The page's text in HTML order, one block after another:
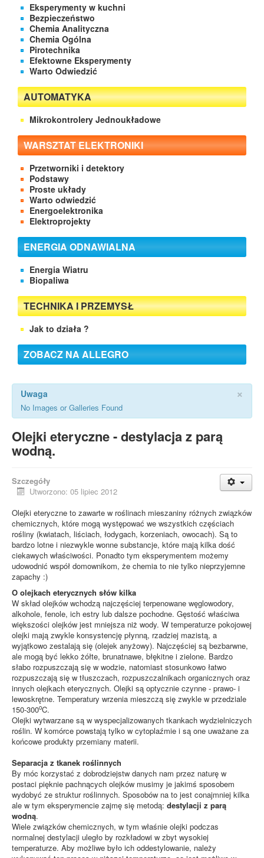
Eksperymenty w kuchni
Bezpieczeństwo
Chemia Analityczna
Chemia Ogólna
Pirotechnika
Efektowne Eksperymenty
Warto Odwiedzić
AUTOMATYKA
Mikrokontrolery Jednoukładowe
WARSZTAT ELEKTRONIKI
Przetworniki i detektory
Podstawy
Proste układy
Warto odwiedzić
Energoelektronika
Elektroprojekty
ENERGIA ODNAWIALNA
Energia Wiatru
Biopaliwa
TECHNIKA I PRZEMYSŁ
Jak to działa ?
ZOBACZ NA ALLEGRO
×
Uwaga
No Images or Galleries Found
Olejki eteryczne - destylacja z parą
wodną.
Szczegóły
Utworzono: 05 lipiec 2012
Olejki eteryczne to zawarte w roślinach mieszaniny różnych związków
chemicznych, które mogą występować we wszystkich częściach
rośliny (kwiatach, liściach, łodygach, korzeniach, owocach). Są to
bardzo lotne i niezwykle wonne substancje, które mają kilka dość
ciekawych właściwości. Ponadto tym eksperymentem możemy
udowodnić współ domownikom, że chemia to nie tylko nieprzyjemne
zapachy :)
O olejkach eterycznych słów kilka
W skład olejków wchodzą najczęściej terpenowane węglowodory,
alkohole, fenole, ich estry lub dalsze pochodne. Gęstość właściwa
większości olejków jest mniejsza niż wody. W temperaturze pokojowej
olejki mają zwykle konsystencję płynną, rzadziej mazistą, a
wyjątkowo zestalają się (olejek anyżowy). Najczęściej są bezbarwne,
ale mogą być lekko żółte, brunatnawe, błękitne i zielone. Bardzo
słabo rozpuszczają się w wodzie, natomiast stosunkowo łatwo
rozpuszczają się w tłuszczach, rozpuszczalnikach organicznych oraz
innych olejkach eterycznych. Olejki są optycznie czynne - prawo- i
lewoskrętne. Temperatury wrzenia mieszczą się zwykle w przedziale
150-300oC.
Olejki wytwarzane są w wyspecjalizowanych tkankach wydzielniczych
roślin. W komórce powstają tylko w cytoplaźmie i są one uważane za
końcowe produkty przemiany materii.
Separacja z tkanek roślinnych
By móc korzystać z dobrodziejstw danych nam przez naturę w
postaci pięknie pachnących olejków musimy je jakimś sposobem
wydobyć ze struktur roślinnych. Sposobów na to jest conajmniej kilka
ale w tym eksperymencie zajmę się metodą: destylacji z parą
wodną.
Wiele związków chemicznych, w tym właśnie olejki podczas
normalnej destylacji uległo by rozkładowi w zbyt wysokiej
temperaturze. Aby możliwe było ich oddestylowanie, należy